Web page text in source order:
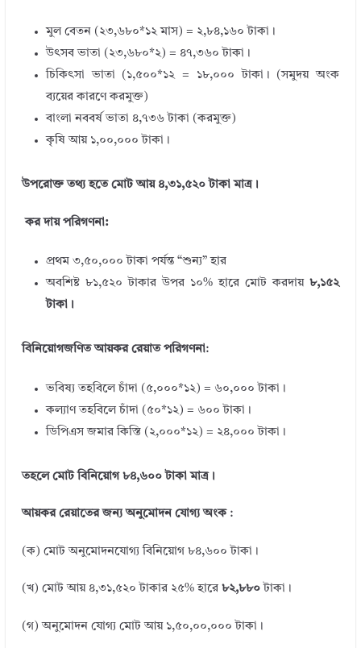
মুল বেতন (২৩,৬৮০*১২ মাস) = ২,৮৪,১৬০ টাকা।
উৎসব ভাতা (২৩,৬৮০*২) = ৪৭,৩৬০ টাকা।
চিকিৎসা ভাতা (১,৫০০*১২ = ১৮,০০০ টাকা। (সমুদয় অংক
ব্যয়ের কারণে করমুক্ত)
বাংলা নববর্ষ ভাতা ৪,৭৩৬ টাকা (করমুক্ত)
কৃষি আয় ১,০০,০০০ টাকা।
উপরোক্ত তথ্য হতে মোট আয় ৪,৩১,৫২০ টাকা মাত্র।
কর দায় পরিগণনা:
প্রথম ৩,৫০,০০০ টাকা পর্যন্ত “শুন্য” হার
অবশিষ্ট ৮১,৫২০ টাকার উপর ১০% হারে মোট করদায়৮,১৫২
টাকা।
বিনিয়োগজণিত আয়কর রেয়াত পরিগণনা:
ভবিষ্য তহবিলে চাঁদা (৫,০০০*১২) = ৬০,০০০ টাকা।
কল্যাণ তহবিলে চাঁদা (৫০*১২) = ৬০০ টাকা।
ডিপিএস জমার কিস্তি (২,০০০*১২) = ২৪,০০০ টাকা।
তহলে মোট বিনিয়োগ ৮৪,৬০০ টাকা মাত্র।
আয়কর রেয়াতের জন্য অনুমোদন যোগ্য অংক :
(ক) মোট অনুমোদনযোগ্য বিনিয়োগ ৮৪,৬০০ টাকা।
(খ) মোট আয় ৪,৩১,৫২০ টাকার ২৫% হারে ৮২,৮৮০টাকা।
(গ) অনুমোদন যোগ্য মোট আয় ১,৫০,০০,০০০ টাকা।